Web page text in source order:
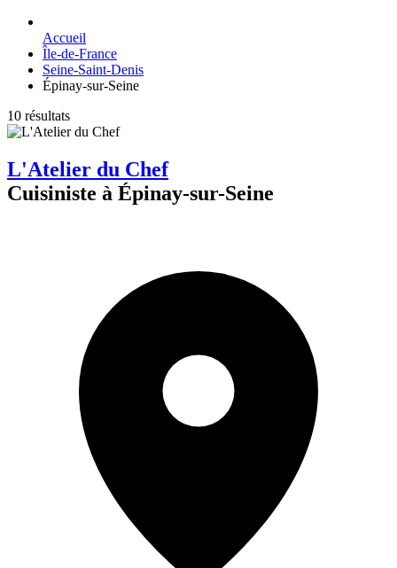
Accueil
Île-de-France
Seine-Saint-Denis
Épinay-sur-Seine
10 résultats
L'Atelier du Chef
Cuisiniste à Épinay-sur-Seine